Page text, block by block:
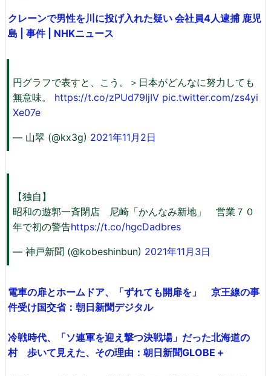
クレーンで男性を川に投げ入れた疑い 会社員4人逮捕 鹿児
島 | 事件 | NHKニュース
円グラフで表すと、こう。＞日本がどんなに努力しても
無意味。 https://t.co/zPUd79IjIV pic.twitter.com/zs4yi
Xe07e
— 山翠 (@kx3g) 2021年11月2日
【独自】
昭和の遊郭一斉閉店 尼崎「かんなみ新地」 営業７０
年で初の警告https://t.co/hgcDadbres
— 神戸新聞 (@kobeshinbun) 2021年11月3日
電車の扉とホームドア、「ずれても開扉を」 京王線の事
件受け国交省：朝日新聞デジタル
冷戦時代、「ソ連軍を迎え撃つ決戦場」だった北海道の
村 歩いて見えた、その理由：朝日新聞GLOBE＋